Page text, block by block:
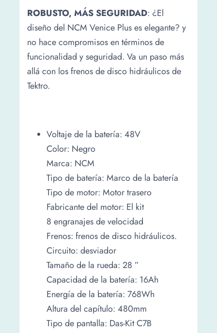
ROBUSTO, MÁS SEGURIDAD: ¿El
diseño del NCM Venice Plus es elegante? y
no hace compromisos en términos de
funcionalidad y seguridad. Va un paso más
allá con los frenos de disco hidráulicos de
Tektro.
Voltaje de la batería: 48V
Color: Negro
Marca: NCM
Tipo de batería: Marco de la batería
Tipo de motor: Motor trasero
Fabricante del motor: El kit
8 engranajes de velocidad
Frenos: frenos de disco hidráulicos.
Circuito: desviador
Tamaño de la rueda: 28 ”
Capacidad de la batería: 16Ah
Energía de la batería: 768Wh
Altura del capítulo: 480mm
Tipo de pantalla: Das-Kit C7B